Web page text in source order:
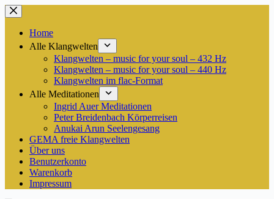
Zum
Inhalt
springenHome
Alle Klangwelten
Klangwelten – music for your soul – 432 Hz
Klangwelten – music for your soul – 440 Hz
Klangwelten im flac-Format
Alle Meditationen
Ingrid Auer Meditationen
Peter Breidenbach Körperreisen
Anukai Arun Seelengesang
GEMA freie Klangwelten
Über uns
Benutzerkonto
Warenkorb
Impressum